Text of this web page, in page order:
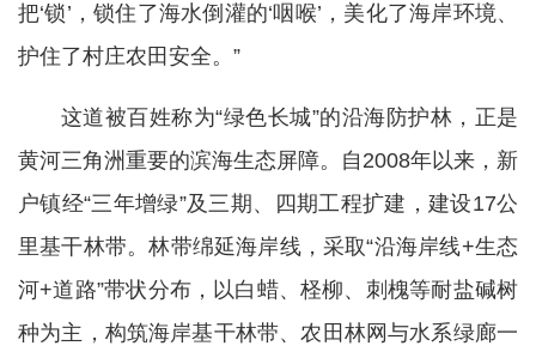
把‘锁’，锁住了海水倒灌的‘咽喉’，美化了海岸环境、
护住了村庄农田安全。”
这道被百姓称为“绿色长城”的沿海防护林，正是
黄河三角洲重要的滨海生态屏障。自2008年以来，新
户镇经“三年增绿”及三期、四期工程扩建，建设17公
里基干林带。林带绵延海岸线，采取“沿海岸线+生态
河+道路”带状分布，以白蜡、柽柳、刺槐等耐盐碱树
种为主，构筑海岸基干林带、农田林网与水系绿廊一